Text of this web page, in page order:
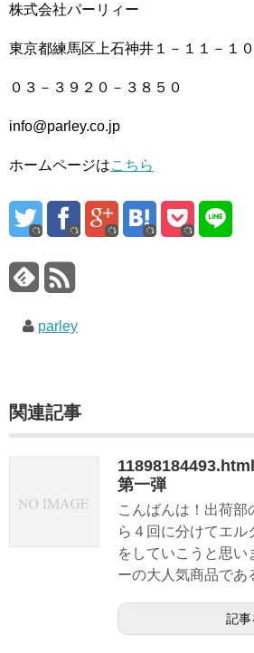
株式会社パーリィー
東京都練馬区上石神井１－１１－１０
０３－３９２０－３８５０
info@parley.co.jp
ホームページはこちら
parley
関連記事
第一弾
こんばんは！出荷部
ら４回に分けてエル
をしていこうと思い
ーの大人気商品であ
記事